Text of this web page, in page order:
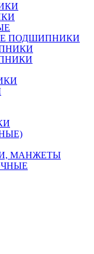
ПОДШИПНИКИ
МАНЖЕТЫ